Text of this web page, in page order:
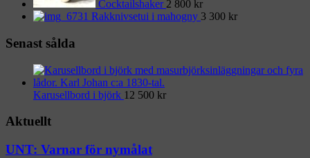
Cocktailshaker 2 800 kr
Rakknivsetui i mahogny 3 300 kr
Senast sålda
Karusellbord i björk 12 500 kr
Aktuellt
UNT: Varnar för nymålat